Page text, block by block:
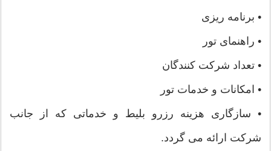
• برنامه ریزی
• راهنمای تور
• تعداد شرکت کنندگان
• امکانات و خدمات تور
• سازگاری هزینه رزرو بلیط و خدماتی که از جانب
شرکت ارائه می گردد.